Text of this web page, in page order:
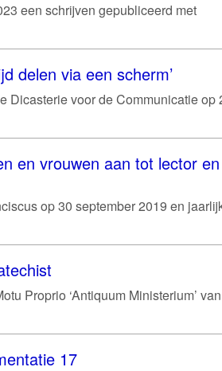
een schrijven gepubliceerd met
delen via een scherm’
Dicasterie voor de Communicatie op
en vrouwen aan tot lector en
op 30 september 2019 en
Proprio ‘Antiquum Ministerium’ van
17